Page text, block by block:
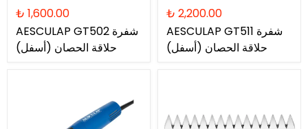
₺ 1,600.00
AESCULAP ​​​​GT502 شفرة
حلاقة الحصان (أسفل)
₺ 2,200.00
AESCULAP ​​​​GT511 شفرة
حلاقة الحصان (أسفل)